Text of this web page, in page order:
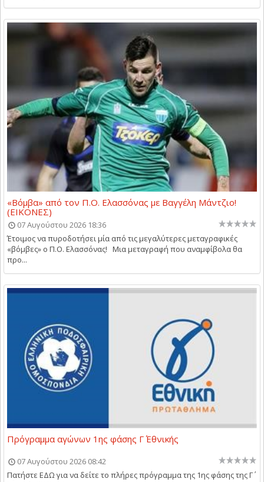
«Βόμβα» από τον Π.Ο. Ελασσόνας με Βαγγέλη Μάντζιο!
(ΕΙΚΟΝΕΣ)
07 Αυγούστου 2026 18:36
Έτοιμος να πυροδοτήσει μία από τις μεγαλύτερες μεταγραφικές
«βόμβες» ο Π.Ο. Ελασσόνας! Μια μεταγραφή που αναμφίβολα θα
προ...
Πρόγραμμα αγώνων 1ης φάσης Γ΄ Εθνικής
07 Αυγούστου 2026 08:42
Πατήστε ΕΔΩ για να δείτε το πλήρες πρόγραμμα της 1ης φάσης της Γ΄